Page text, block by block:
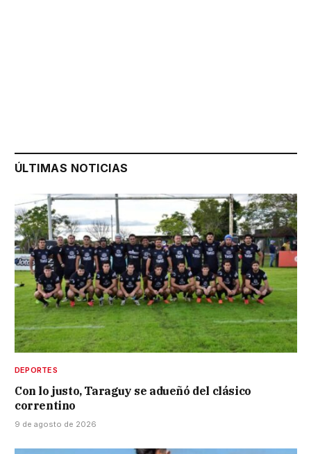
ÚLTIMAS NOTICIAS
DEPORTES
Con lo justo, Taraguy se adueñó del clásico
correntino
9 de agosto de 2026